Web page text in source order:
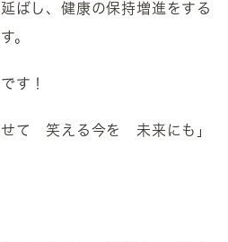
ばし、健康の保持増進をする
。
す！
せて 笑える今を 未来にも」